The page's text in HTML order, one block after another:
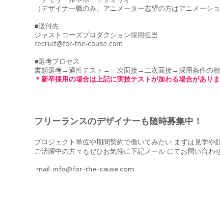
（デザイナー職のみ。アニメーター志望の方はアニメーシ
■送付先
​ジャストコーズプロダクション採用担当
recruit@for-the-cause.com
■選考プロセス
書類選考→適性テスト→一次面接→二次面接→採用条件の
​＊新卒採用の場合は上記に実技テス トが加わる場合があり
フリーランスのデザイナーも随時募集中！
プロジェクト単位や期間契約で働いてみたい まずは見学や
ご活躍中の方々もぜひお気軽に下記メール にてお問い合わ
mail: info@for-the-cause.com